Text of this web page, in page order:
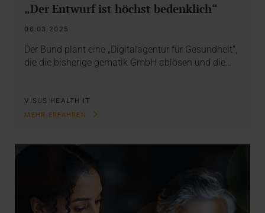
„Der Entwurf ist höchst bedenklich“
06.03.2025
Der Bund plant eine „Digitalagentur für Gesundheit“,
die die bisherige gematik GmbH ablösen und die…
VISUS HEALTH IT
MEHR ERFAHREN